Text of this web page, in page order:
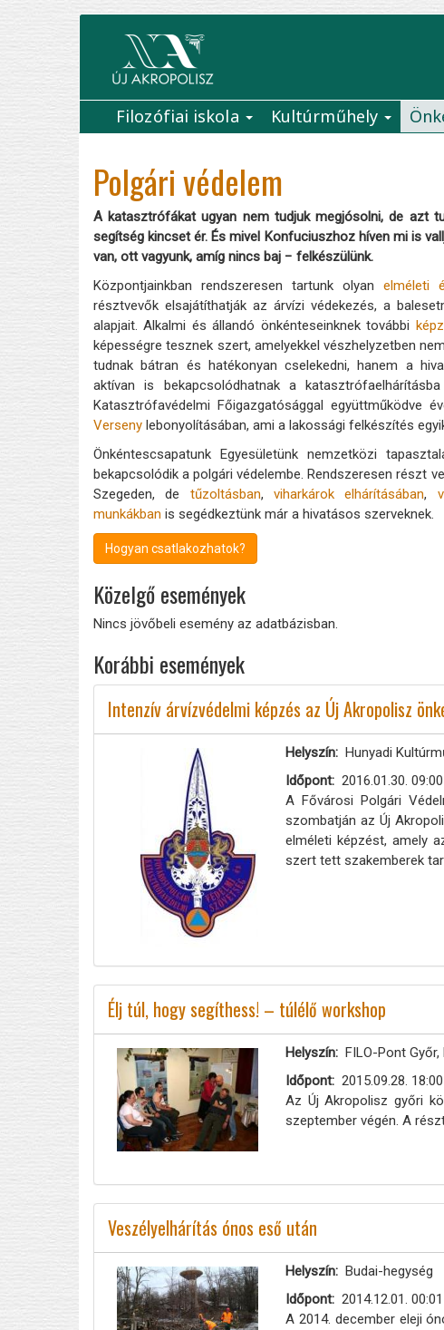
Main
navigation
Filozófiai iskola Kultúrműhely
Polgári védelem
A katasztrófákat ugyan nem tudjuk megjósolni, de azt
segítség kincset ér. És mivel Konfuciuszhoz híven mi is
van, ott vagyunk, amíg nincs baj − felkészülünk.
Központjainkban rendszeresen tartunk olyan elméleti
résztvevők elsajátíthatják az árvízi védekezés, a
alapjait. Alkalmi és állandó önkénteseinknek további
képességre tesznek szert, amelyekkel vészhelyzetben
tudnak bátran és hatékonyan cselekedni, hanem a
aktívan is bekapcsolódhatnak a
Katasztrófavédelmi Főigazgatósággal együttműködve
Verseny lebonyolításában, ami a lakossági felkészítés
Önkéntescsapatunk Egyesületünk nemzetközi
bekapcsolódik a polgári védelembe. Rendszeresen részt
Szegeden, de tűzoltásban,viharkárok elhárításában,
munkákban is segédkeztünk már a hivatásos szerveknek.
Hogyan csatlakozhatok?
Közelgő események
Nincs jövőbeli esemény az adatbázisban.
Korábbi események
Intenzív árvízvédelmi képzés az Új Akropolisz
Helyszín
Hunyadi
Időpont
2016.01.30. 09:00
A Fővárosi Polgári
szombatján az Új
elméleti képzést, amely
szert tett szakemberek
Élj túl, hogy segíthess! – túlélő workshop
Helyszín
FILO-Pont
Időpont
2015.09.28. 18:00
Az Új Akropolisz győri
szeptember végén. A
Veszélyelhárítás ónos eső után
Helyszín
Budai-hegység
Időpont
2014.12.01. 00:01
A 2014. december eleji